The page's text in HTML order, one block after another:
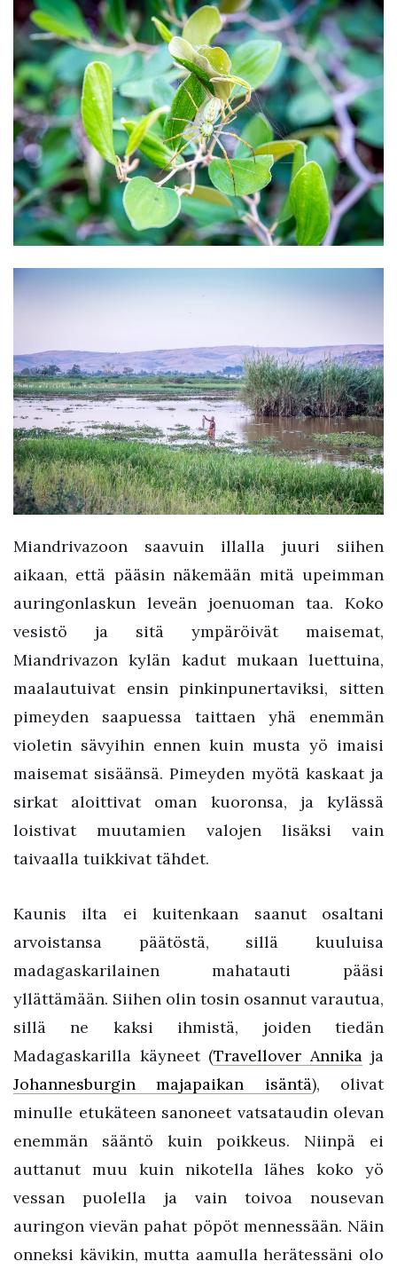
Miandrivazoon saavuin illalla juuri siihen
aikaan, että pääsin näkemään mitä upeimman
auringonlaskun leveän joenuoman taa. Koko
vesistö ja sitä ympäröivät maisemat,
Miandrivazon kylän kadut mukaan luettuina,
maalautuivat ensin pinkinpunertaviksi, sitten
pimeyden saapuessa taittaen yhä enemmän
violetin sävyihin ennen kuin musta yö imaisi
maisemat sisäänsä. Pimeyden myötä kaskaat ja
sirkat aloittivat oman kuoronsa, ja kylässä
loistivat muutamien valojen lisäksi vain
taivaalla tuikkivat tähdet.
Kaunis ilta ei kuitenkaan saanut osaltani
arvoistansa päätöstä, sillä kuuluisa
madagaskarilainen mahatauti pääsi
yllättämään. Siihen olin tosin osannut varautua,
sillä ne kaksi ihmistä, joiden tiedän
Madagaskarilla käyneet (Travellover Annikaja
Johannesburgin majapaikan isäntä), olivat
minulle etukäteen sanoneet vatsataudin olevan
enemmän sääntö kuin poikkeus. Niinpä ei
auttanut muu kuin nikotella lähes koko yö
vessan puolella ja vain toivoa nousevan
auringon vievän pahat pöpöt mennessään. Näin
onneksi kävikin, mutta aamulla herätessäni olo